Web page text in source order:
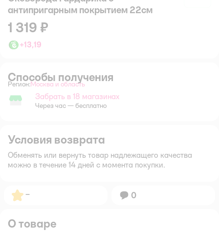
антипригарным покрытием 22см
1 319 ₽
+13,19
Способы получения
Регион: Выбор адреса доставки.
Москва и область
Забрать в магазине
Забрать в 18 магазинах
Через час — бесплатно
Условия возврата
Обменять или вернуть товар надлежащего качества
можно в течение 14 дней с момента покупки.
Рейтинг:
– Вопросов:
0
О товаре